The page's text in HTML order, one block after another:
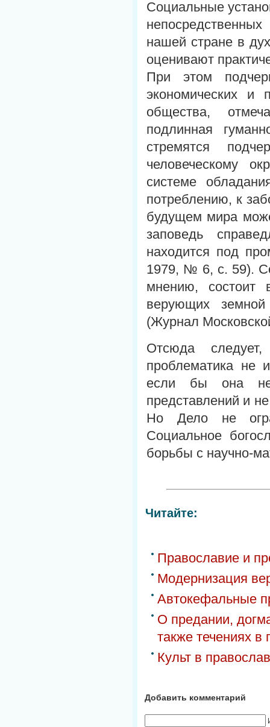
Социальные
нашей стране в
оценивают
При этом
экономических и
общества,
подлинная
стремятся
человеческому
системе
потреблению, к
будущем мира
заповедь
находится под
1979, № 6, с. 59).
мнению, состоит
верующих
(Журнал
Отсюда
проблематика не
если бы она не
представлений и
Но Дело не
Социальное
борьбы с научно-
Читайте:
Православие и
Модернизация
Автокефальные
О предании,
также течениях в
Культ в
Добавить комментарий